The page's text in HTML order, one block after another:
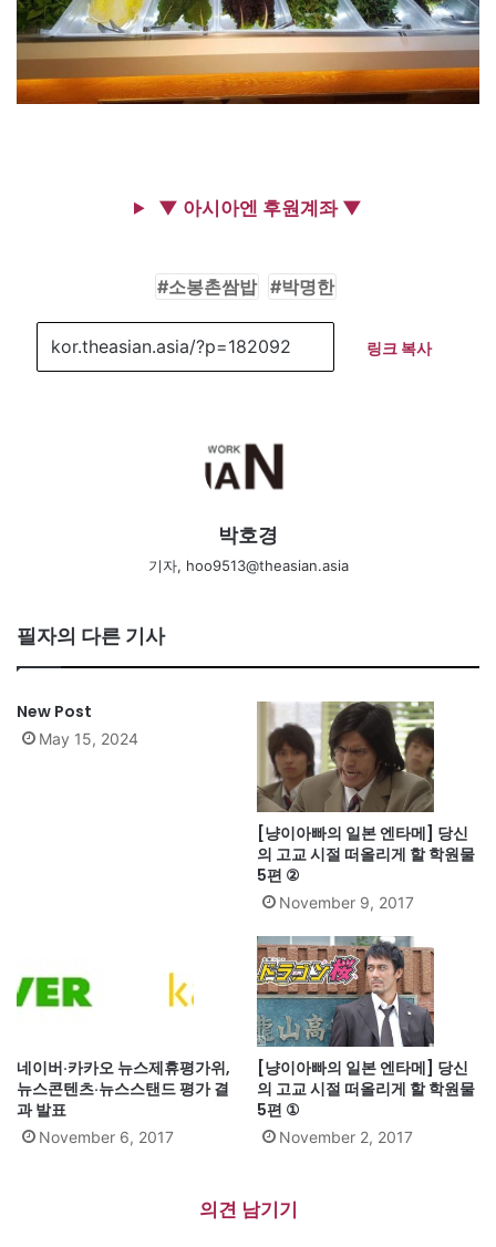
▼ 아시아엔 후원계좌 ▼
소봉촌쌈밥 박명한
링크 복사
박호경
기자, hoo9513@theasian.asia
필자의 다른 기사
New Post
May 15, 2024
[냥이아빠의 일본 엔타메] 당신
의 고교 시절 떠올리게 할 학원물
5편 ②
November 9, 2017
네이버·카카오 뉴스제휴평가위,
뉴스콘텐츠·뉴스스탠드 평가 결
과 발표
November 6, 2017
[냥이아빠의 일본 엔타메] 당신
의 고교 시절 떠올리게 할 학원물
5편 ①
November 2, 2017
의견 남기기